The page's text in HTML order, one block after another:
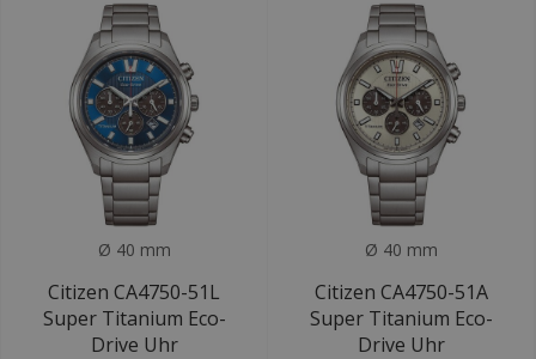
Ø 40 mm
Citizen CA4750-51L
Super Titanium Eco-
Drive Uhr
Ø 40 mm
Citizen CA4750-51A
Super Titanium Eco-
Drive Uhr